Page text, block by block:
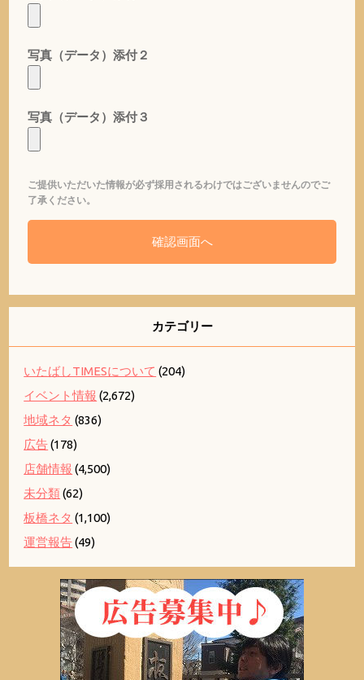
写真（データ）添付２
写真（データ）添付３
ご提供いただいた情報が必ず採用されるわけではございませんのでご
了承ください。
カテゴリー
いたばしTIMESについて (204)
イベント情報 (2,672)
地域ネタ (836)
広告(178)
店舗情報 (4,500)
未分類(62)
板橋ネタ (1,100)
運営報告(49)